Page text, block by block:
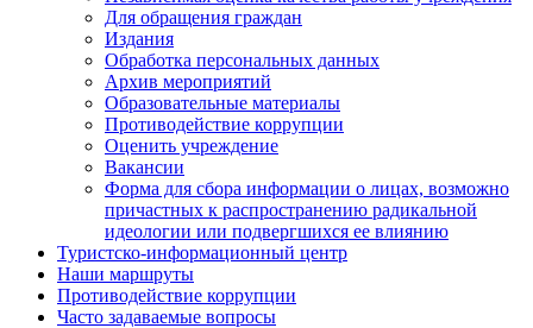
Для обращения граждан
Издания
Обработка персональных данных
Архив мероприятий
Образовательные материалы
Противодействие коррупции
Оценить учреждение
Вакансии
Форма для сбора информации о лицах, возможно
причастных к распространению радикальной
идеологии или подвергшихся ее влиянию
Туристско-информационный центр
Наши маршруты
Противодействие коррупции
Часто задаваемые вопросы